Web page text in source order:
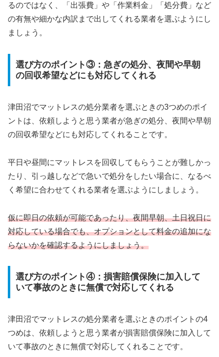
るのではなく、「出張費」や「作業料金」「処分費」など
の有無や細かな内訳まで出してくれる業者を選ぶようにし
ましょう。
選び方のポイント③：急ぎの処分、夜間や早朝
の回収希望などにも対応してくれる
津田沼でマットレスの処分業者を選ぶときの3つめのポイ
ントは、依頼しようと思う業者が急ぎの処分、夜間や早朝
の回収希望などにも対応してくれることです。
平日や昼間にマットレスを回収してもらうことが難しかっ
たり、引っ越しなどで急いで処分をしたい場合に、なるべ
く希望に合わせてくれる業者を選ぶようにしましょう。
仮に即日の依頼が可能であったり、夜間早朝、土日祝日に
対応している場合でも、オプションとして料金の追加にな
らないかを確認するようにしましょう。
選び方のポイント④：損害賠償保険に加入して
いて事故のときに無償で対応してくれる
津田沼でマットレスの処分業者を選ぶときのポイントの4
つめは、依頼しようと思う業者が損害賠償保険に加入して
いて事故のときに無償で対応してくれることです。